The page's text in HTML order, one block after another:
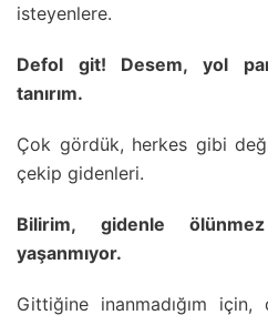
isteyenlere.
Defol git! Desem, yol
tanırım.
Çok gördük, herkes gibi
çekip gidenleri.
Bilirim, gidenle
yaşanmıyor.
Gittiğine inanmadığım